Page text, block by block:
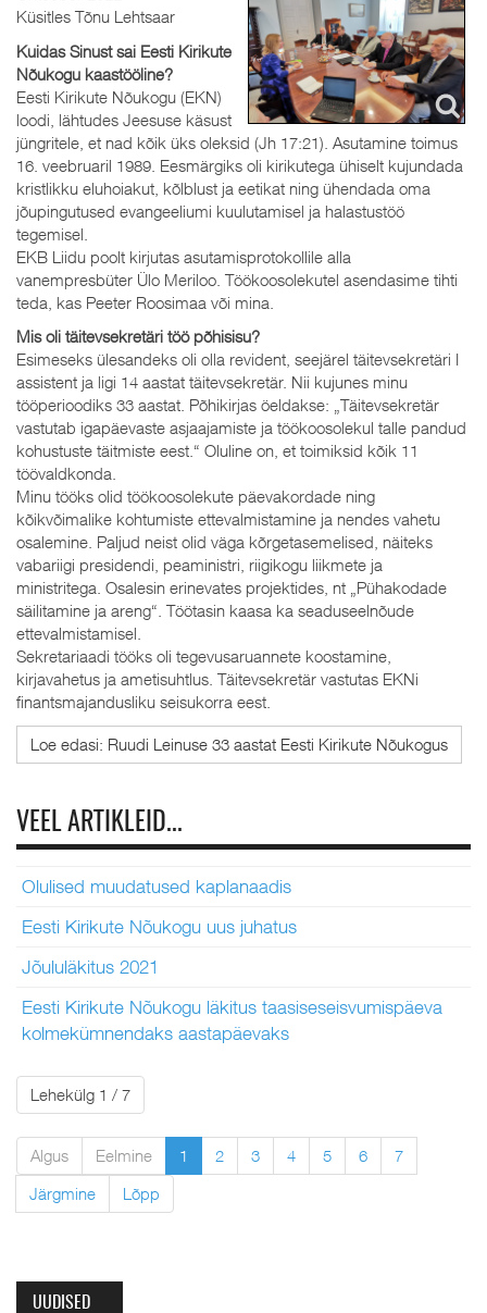
Küsitles Tõnu Lehtsaar
Kuidas Sinust sai Eesti Kirikute
Nõukogu kaastööline?
Eesti Kirikute Nõukogu (EKN)
loodi, lähtudes Jeesuse käsust
jüngritele, et nad kõik üks oleksid (Jh 17:21). Asutamine toimus
16. veebruaril 1989. Eesmärgiks oli kirikutega ühiselt kujundada
kristlikku eluhoiakut, kõlblust ja eetikat ning ühendada oma
jõupingutused evangeeliumi kuulutamisel ja halastustöö
tegemisel.
EKB Liidu poolt kirjutas asutamisprotokollile alla
vanempresbüter Ülo Meriloo. Töökoosolekutel asendasime tihti
teda, kas Peeter Roosimaa või mina.
Mis oli täitevsekretäri töö põhisisu?
Esimeseks ülesandeks oli olla revident, seejärel täitevsekretäri I
assistent ja ligi 14 aastat täitevsekretär. Nii kujunes minu
tööperioodiks 33 aastat. Põhikirjas öeldakse: „Täitevsekretär
vastutab igapäevaste asjaajamiste ja töökoosolekul talle pandud
kohustuste täitmiste eest.“ Oluline on, et toimiksid kõik 11
töövaldkonda.
Minu tööks olid töökoosolekute päevakordade ning
kõikvõimalike kohtumiste ettevalmistamine ja nendes vahetu
osalemine. Paljud neist olid väga kõrgetasemelised, näiteks
vabariigi presidendi, peaministri, riigikogu liikmete ja
ministritega. Osalesin erinevates projektides, nt „Pühakodade
säilitamine ja areng“. Töötasin kaasa ka seaduseelnõude
ettevalmistamisel.
Sekretariaadi tööks oli tegevusaruannete koostamine,
kirjavahetus ja ametisuhtlus. Täitevsekretär vastutas EKNi
finantsmajandusliku seisukorra eest.
Loe edasi: Ruudi Leinuse 33 aastat Eesti Kirikute Nõukogus
VEEL ARTIKLEID...
Olulised muudatused kaplanaadis
Eesti Kirikute Nõukogu uus juhatus
Jõululäkitus 2021
Eesti Kirikute Nõukogu läkitus taasiseseisvumispäeva
kolmekümnendaks aastapäevaks
Lehekülg 1 / 7
Algus Eelmine 1 2 3 4 5 6
7
Järgmine
Lõpp
UUDISED